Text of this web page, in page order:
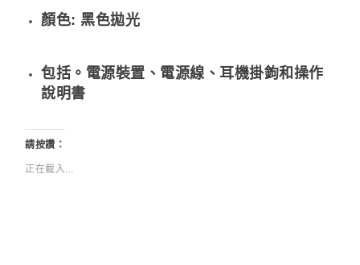
顏色: 黑色拋光
包括。電源裝置、電源線、耳機掛鉤和操作
說明書
請按讚：
正在載入...